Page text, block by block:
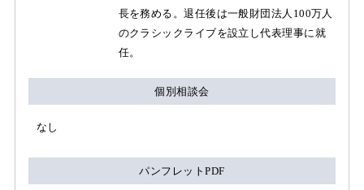
長を務める。退任後は一般財団法人100万人
のクラシックライブを設立し代表理事に就
任。
個別相談会
なし
パンフレットPDF